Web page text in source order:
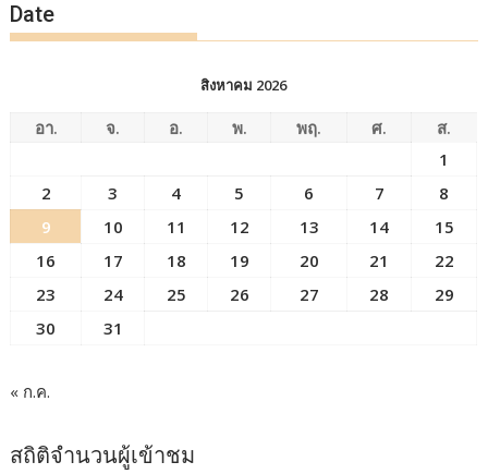
Date
สิงหาคม 2026
อา. จ. อ. พ. พฤ. ศ.
ส.
1
2
3 4 5 6 7
8
9
10 11 12 13 14
15
16
17 18 19 20 21
22
23
24 25 26 27 28
29
30
31
« ก.ค.
สถิติจำนวนผู้เข้าชม